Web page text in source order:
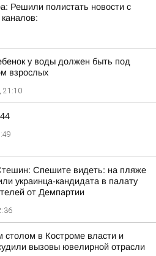
Решили полистать новости с
у воды должен быть под
взрослых
21:10
Спешите видеть: на пляже
украинца-кандидата в палату
от Демпартии
столом в Костроме власти и
вызовы ювелирной отрасли